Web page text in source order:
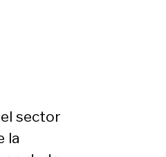
sector
la